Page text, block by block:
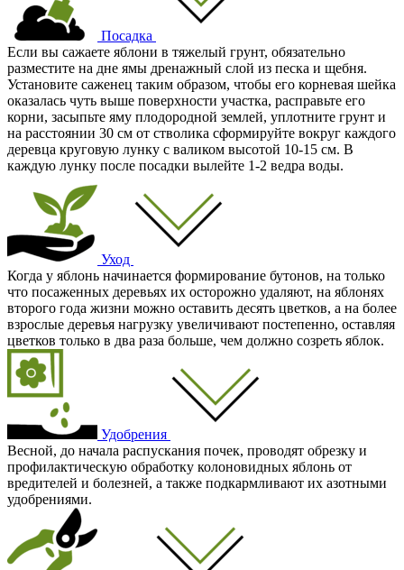
Посадка
Если вы сажаете яблони в тяжелый грунт, обязательно
разместите на дне ямы дренажный слой из песка и щебня.
Установите саженец таким образом, чтобы его корневая шейка
оказалась чуть выше поверхности участка, расправьте его
корни, засыпьте яму плодородной землей, уплотните грунт и
на расстоянии 30 см от стволика сформируйте вокруг каждого
деревца круговую лунку с валиком высотой 10-15 см. В
каждую лунку после посадки вылейте 1-2 ведра воды.
Уход
Когда у яблонь начинается формирование бутонов, на только
что посаженных деревьях их осторожно удаляют, на яблонях
второго года жизни можно оставить десять цветков, а на более
взрослые деревья нагрузку увеличивают постепенно, оставляя
цветков только в два раза больше, чем должно созреть яблок.
Удобрения
Весной, до начала распускания почек, проводят обрезку и
профилактическую обработку колоновидных яблонь от
вредителей и болезней, а также подкармливают их азотными
удобрениями.